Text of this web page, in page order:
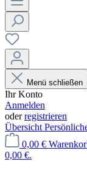
Menü schließen
Ihr Konto
Anmelden
oderregistrieren
Übersicht
0,00 €
0,00 €.